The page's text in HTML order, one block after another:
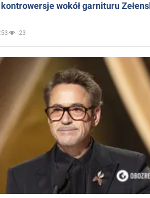
wokół garnituru
23